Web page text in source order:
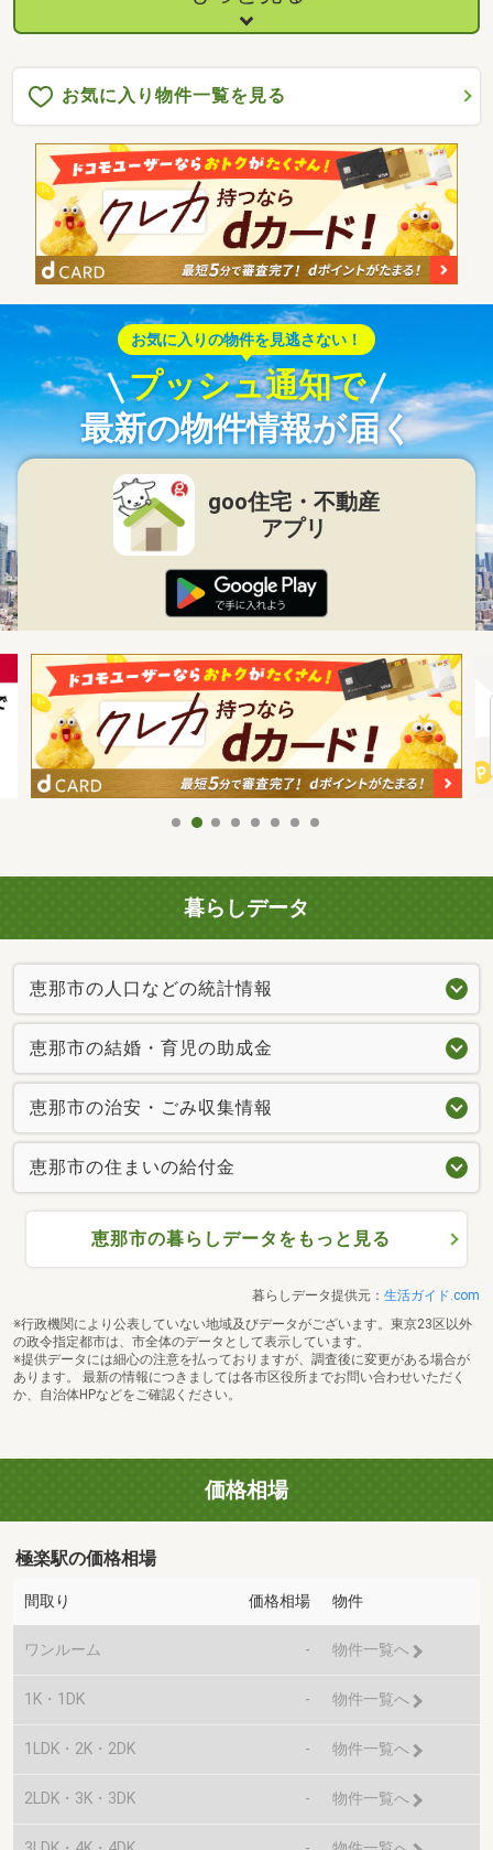
お気に入り物件一覧を見る
お気に入りの物件を見逃さない！
プッシュ通知で
最新の物件情報が届く
goo住宅・不動産
アプリ
暮らしデータ
恵那市の人口などの統計情報
恵那市の結婚・育児の助成金
恵那市の治安・ごみ収集情報
恵那市の住まいの給付金
恵那市の暮らしデータをもっと見る
暮らしデータ提供元： 生活ガイド.com
※行政機関により公表していない地域及びデータがございます。東京23区以外
の政令指定都市は、市全体のデータとして表示しています。
※提供データには細心の注意を払っておりますが、調査後に変更がある場合が
あります。 最新の情報につきましては各市区役所までお問い合わせいただく
か、自治体HPなどをご確認ください。
価格相場
極楽駅の価格相場
間取り 価格相場 物件
ワンルーム - 物件一覧へ
1K・1DK - 物件一覧へ
1LDK・2K・2DK - 物件一覧へ
2LDK・3K・3DK - 物件一覧へ